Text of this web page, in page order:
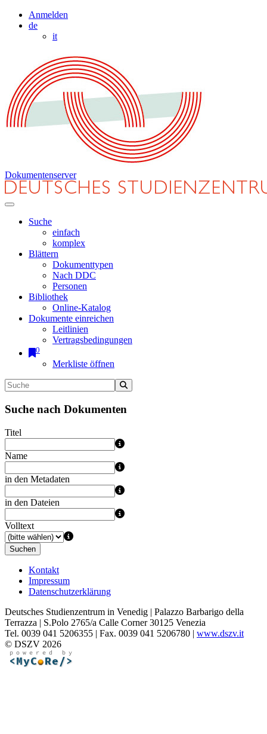
Anmelden
de
it
Dokumentenserver
Suche
einfach
komplex
Blättern
Dokumenttypen
Nach DDC
Personen
Bibliothek
Online-Katalog
Dokumente einreichen
Leitlinien
Vertragsbedingungen
0
Merkliste öffnen
Suche nach Dokumenten
Titel
Name
in den Metadaten
in den Dateien
Volltext
Suchen
Kontakt
Impressum
Datenschutzerklärung
Deutsches Studienzentrum in Venedig | Palazzo Barbarigo della
Terrazza | S.Polo 2765/a Calle Corner 30125 Venezia
Tel. 0039 041 5206355 | Fax. 0039 041 5206780 | www.dszv.it
© DSZV 2026